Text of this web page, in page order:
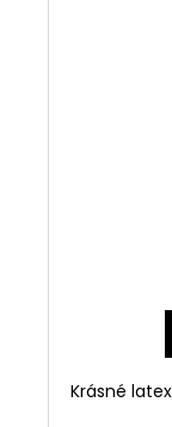
Krásné